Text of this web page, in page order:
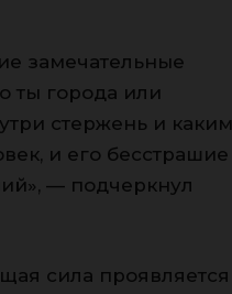
замечательные
ты города или
стержень и каким
и его бесстрашие
— подчеркнул
сила проявляется